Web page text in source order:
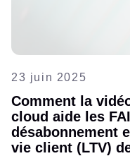
23 juin 2025
Comment la
cloud aide les
désabonnement
vie client (LTV)